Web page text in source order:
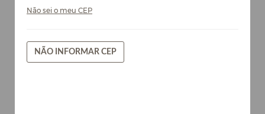
Farm - Chapa de MDF Arauco
Não sei o meu CEP
NÃO INFORMAR CEP